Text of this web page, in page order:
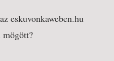
eskuvonkaweben.hu
mögött?